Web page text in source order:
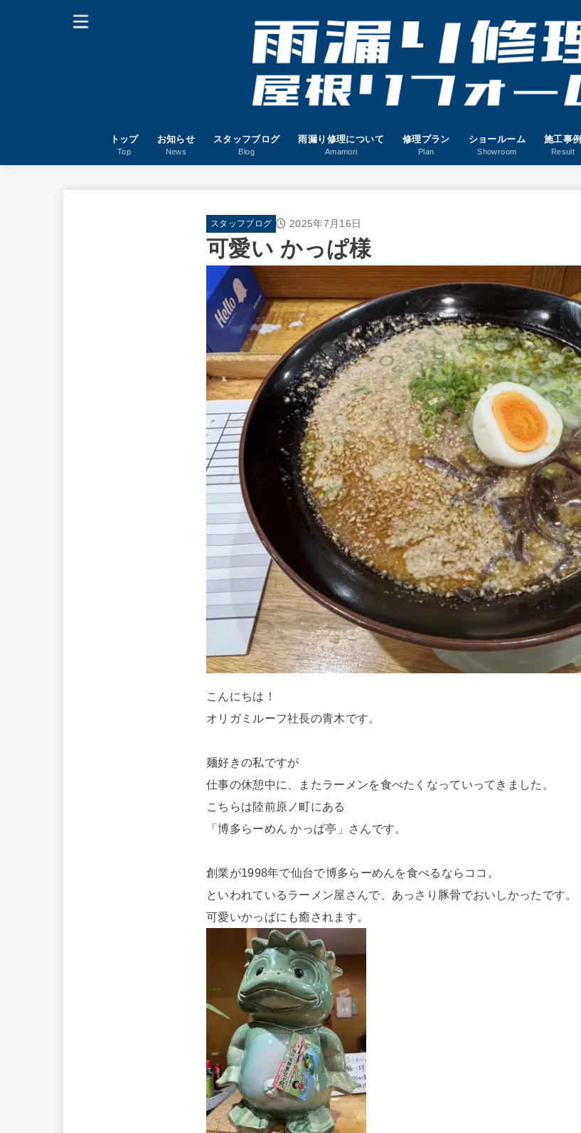
トップ
Top
お知らせ
News
スタッフブログ
Blog
雨漏り修理について
Amamori
修理プラン
Plan
ショールーム
Showroom
施工事例
Result
スタッフブログ 2025年7月16日
可愛い かっぱ様
こんにちは！
オリガミルーフ社長の青木です。
麺好きの私ですが
仕事の休憩中に、またラーメンを食べたくなっていってきました。
こちらは陸前原ノ町にある
「博多らーめん かっぱ亭」さんです。
創業が1998年で仙台で博多らーめんを食べるならココ。
といわれているラーメン屋さんで、あっさり豚骨でおいしかったです。
可愛いかっぱにも癒されます。